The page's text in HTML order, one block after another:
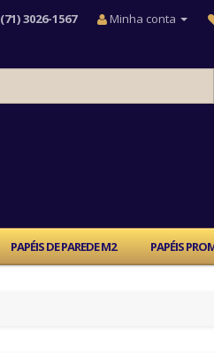
(71) 3026-1567 Minha conta
PAPÉIS DE PAREDE M2 PAPÉIS